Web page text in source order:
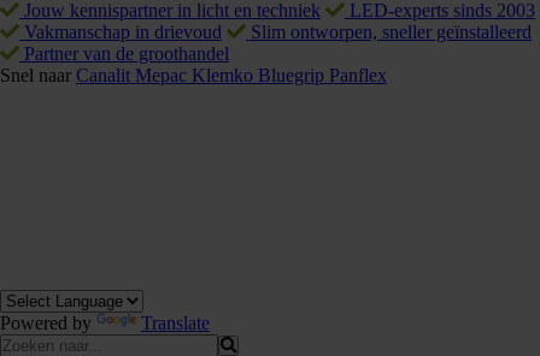
Jouw kennispartner in licht en techniek
LED-experts sinds 2003
Vakmanschap in drievoud
Slim ontworpen, sneller geïnstalleerd
Partner van de groothandel
Snel naar Canalit Mepac Klemko Bluegrip Panflex
Powered by Translate